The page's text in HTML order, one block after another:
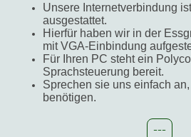
Unsere Internetverbindung
ausgestattet.
Hierfür haben wir in der
mit VGA-Einbindung
Für Ihren PC steht ein
Sprachsteuerung bereit.
Sprechen sie uns einfach
benötigen.
---